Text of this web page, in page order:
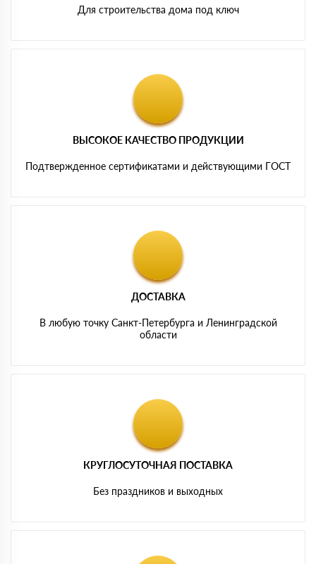
Для строительства дома под ключ
ВЫСОКОЕ КАЧЕСТВО ПРОДУКЦИИ
Подтвержденное сертификатами и действующими ГОСТ
ДОСТАВКА
В любую точку Санкт-Петербурга и Ленинградской
области
КРУГЛОСУТОЧНАЯ ПОСТАВКА
Без праздников и выходных